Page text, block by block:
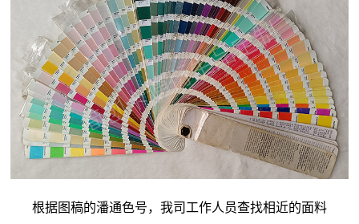
根据图稿的潘通色号，我司工作人员查找相近的面料